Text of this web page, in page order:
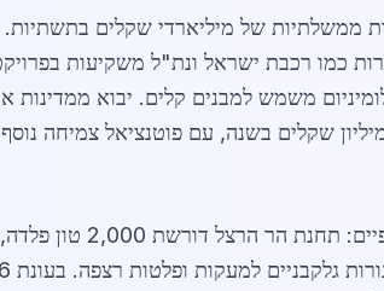
כמו רכבת ישראל ונת"ל משקיעות